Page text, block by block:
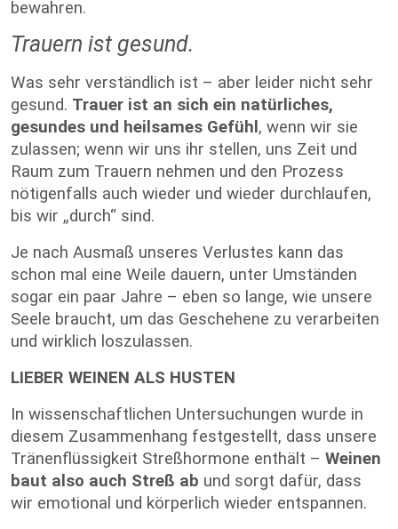
bewahren.
Trauern ist gesund.
Was sehr verständlich ist – aber leider nicht sehr
gesund. Trauer ist an sich ein natürliches,
gesundes und heilsames Gefühl , wenn wir sie
zulassen; wenn wir uns ihr stellen, uns Zeit und
Raum zum Trauern nehmen und den Prozess
nötigenfalls auch wieder und wieder durchlaufen,
bis wir „durch“ sind.
Je nach Ausmaß unseres Verlustes kann das
schon mal eine Weile dauern, unter Umständen
sogar ein paar Jahre – eben so lange, wie unsere
Seele braucht, um das Geschehene zu verarbeiten
und wirklich loszulassen.
LIEBER WEINEN ALS HUSTEN
In wissenschaftlichen Untersuchungen wurde in
diesem Zusammenhang festgestellt, dass unsere
Tränenflüssigkeit Streßhormone enthält – Weinen
baut also auch Streß ab und sorgt dafür, dass
wir emotional und körperlich wieder entspannen.